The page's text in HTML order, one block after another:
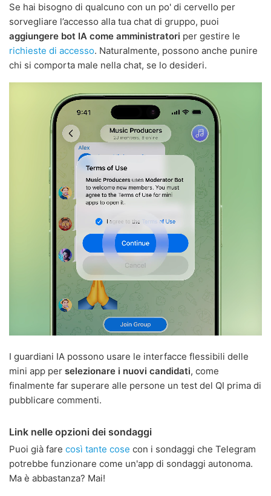
Se hai bisogno di qualcuno con un po' di cervello per
sorvegliare l’accesso alla tua chat di gruppo, puoi
aggiungere bot IA come amministratori per gestire le
richieste di accesso. Naturalmente, possono anche punire
chi si comporta male nella chat, se lo desideri.
I guardiani IA possono usare le interfacce flessibili delle
mini app per selezionare i nuovi candidati, come
finalmente far superare alle persone un test del QI prima di
pubblicare commenti.
Link nelle opzioni dei sondaggi
Puoi già fare così tante cose con i sondaggi che Telegram
potrebbe funzionare come un'app di sondaggi autonoma.
Ma è abbastanza? Mai!